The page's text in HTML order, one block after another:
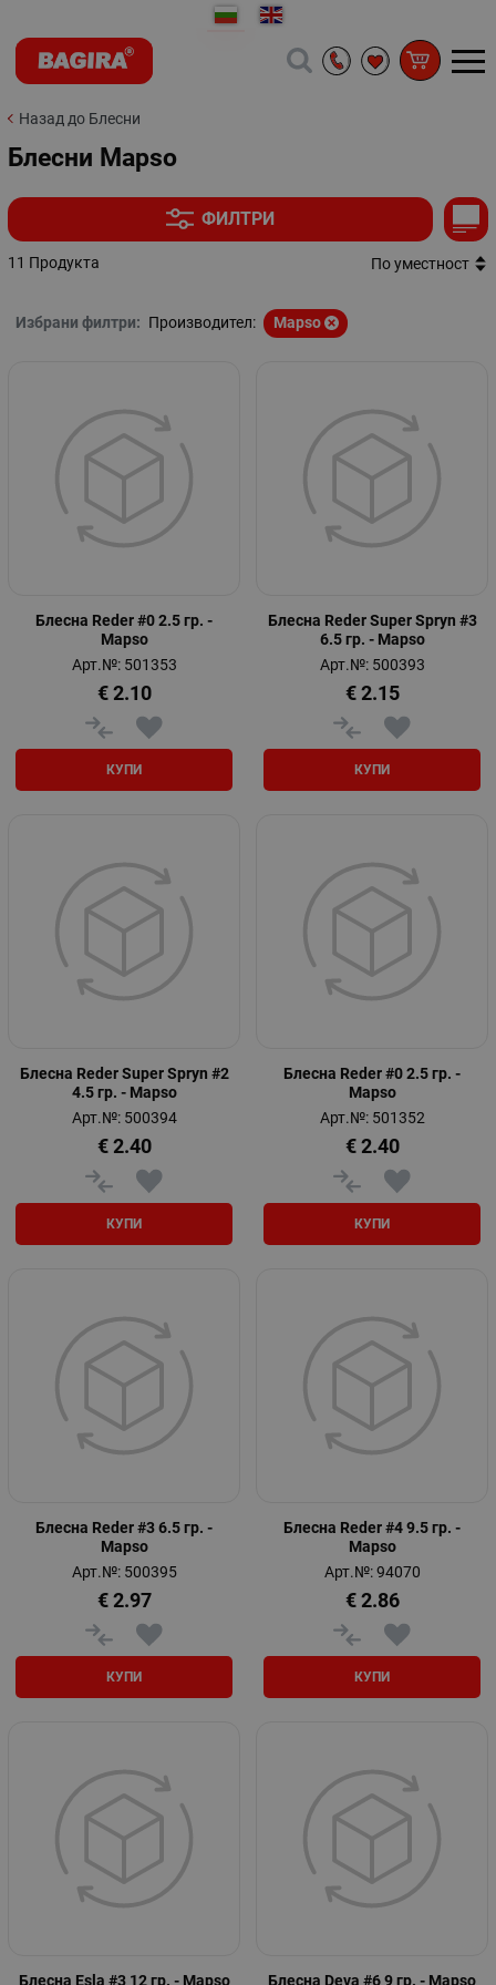
Назад до Блесни
Блесни Mapso
ФИЛТРИ
11 Продукта По уместност
Избрани филтри: Производител: Mapso
Блесна Reder #0 2.5 гр. -
Mapso
Арт.№: 501353
2.10
€
КУПИ
Блесна Reder Super Spryn #3
6.5 гр. - Mapso
Арт.№: 500393
2.15
€
КУПИ
Блесна Reder Super Spryn #2
4.5 гр. - Mapso
Арт.№: 500394
2.40
€
КУПИ
Блесна Reder #0 2.5 гр. -
Mapso
Арт.№: 501352
2.40
€
КУПИ
Блесна Reder #3 6.5 гр. -
Mapso
Арт.№: 500395
2.97
€
КУПИ
Блесна Reder #4 9.5 гр. -
Mapso
Арт.№: 94070
2.86
€
КУПИ
Блесна Esla #3 12 гр. - Mapso
Блесна Deva #6 9 гр. - Mapso